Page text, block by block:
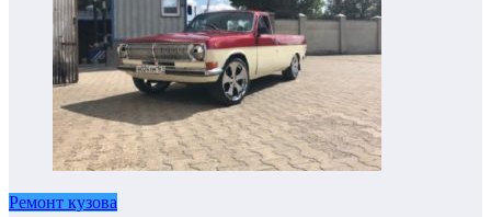
Ремонт кузова